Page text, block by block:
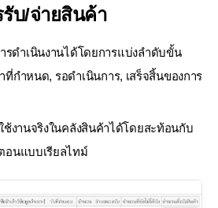
บ/จ่ายสินค้า
รดำเนินงานได้โดยการแบ่งลำดับขั้น
ที่กำหนด, รอดำเนินการ, เสร็จสิ้นของการ
ช้งานจริงในคลังสินค้าได้โดยสะท้อนกับ
อนแบบเรียลไทม์